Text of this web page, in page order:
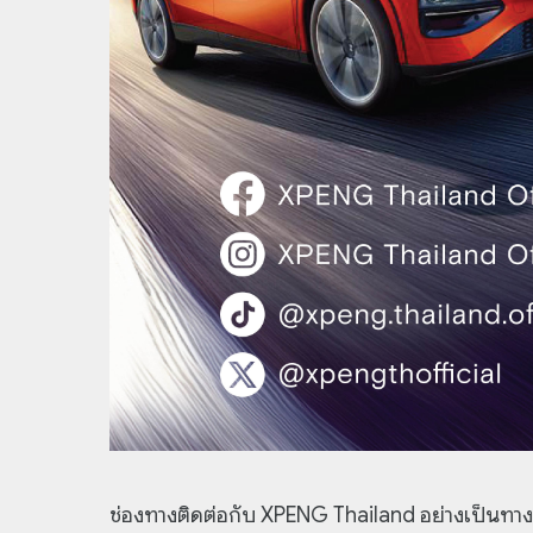
ช่องทางติดต่อกับ XPENG Thailand อย่างเป็นทา